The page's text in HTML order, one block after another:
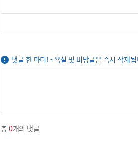
댓글 한 마디! - 욕설 및 비방글은 즉시 삭제
총0개의 댓글